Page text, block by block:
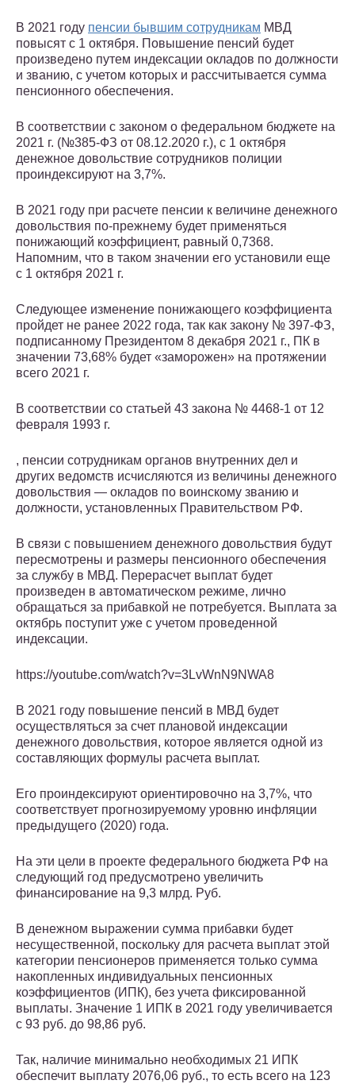
В 2021 году пенсии бывшим сотрудникам МВД
повысят с 1 октября. Повышение пенсий будет
произведено путем индексации окладов по должности
и званию, с учетом которых и рассчитывается сумма
пенсионного обеспечения.
В соответствии с законом о федеральном бюджете на
2021 г. (№385-ФЗ от 08.12.2020 г.), с 1 октября
денежное довольствие сотрудников полиции
проиндексируют на 3,7%.
В 2021 году при расчете пенсии к величине денежного
довольствия по-прежнему будет применяться
понижающий коэффициент, равный 0,7368.
Напомним, что в таком значении его установили еще
с 1 октября 2021 г.
Следующее изменение понижающего коэффициента
пройдет не ранее 2022 года, так как закону № 397-ФЗ,
подписанному Президентом 8 декабря 2021 г., ПК в
значении 73,68% будет «заморожен» на протяжении
всего 2021 г.
В соответствии со статьей 43 закона № 4468-1 от 12
февраля 1993 г.
, пенсии сотрудникам органов внутренних дел и
других ведомств исчисляются из величины денежного
довольствия — окладов по воинскому званию и
должности, установленных Правительством РФ.
В связи с повышением денежного довольствия будут
пересмотрены и размеры пенсионного обеспечения
за службу в МВД. Перерасчет выплат будет
произведен в автоматическом режиме, лично
обращаться за прибавкой не потребуется. Выплата за
октябрь поступит уже с учетом проведенной
индексации.
https://youtube.com/watch?v=3LvWnN9NWA8
В 2021 году повышение пенсий в МВД будет
осуществляться за счет плановой индексации
денежного довольствия, которое является одной из
составляющих формулы расчета выплат.
Его проиндексируют ориентировочно на 3,7%, что
соответствует прогнозируемому уровню инфляции
предыдущего (2020) года.
На эти цели в проекте федерального бюджета РФ на
следующий год предусмотрено увеличить
финансирование на 9,3 млрд. Руб.
В денежном выражении сумма прибавки будет
несущественной, поскольку для расчета выплат этой
категории пенсионеров применяется только сумма
накопленных индивидуальных пенсионных
коэффициентов (ИПК), без учета фиксированной
выплаты. Значение 1 ИПК в 2021 году увеличивается
с 93 руб. до 98,86 руб.
Так, наличие минимально необходимых 21 ИПК
обеспечит выплату 2076,06 руб., то есть всего на 123